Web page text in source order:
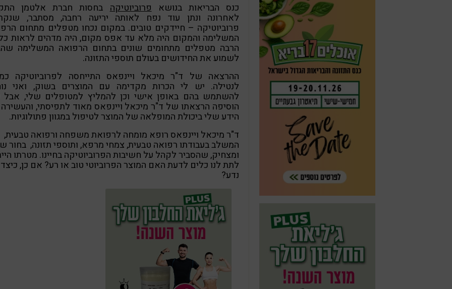
כנס הבריאות בנושאפרוביוטיקהבחסות חברת אלטמן
לאחרונה ונתן עוד נפח לאותה יריעה רחבה, מסתבר,
פרוביוטיקה – חיידקים טובים. במקום נכחו מטפלים מתחום
המשלימה והמקום היה מלא עד אפס מקום, היה מדהים לראות
הרבה מטפלים מתחומים שונים בתחום הרפואה המשלימה
לשמוע את החידושים בעולם תוספי התזונה.
ההרצאה של ד"ר מיכאל ויינפאס התייחסה לפרוביוטיקה
לנטילה. יש לי הכרות מקדימה עם המוצרים בשוק, ואני
להשתמש בהם באופן אישי וכן להמליץ למטופלים שלי, אבל
הוסיפה הרצאתו של ד"ר מיכאל ויינפאס מאוד לתפיסתי,
הידע שלי ביכולת המופלאה של המוצר לטיפול במגוון פתולוגיות.
ד"ר מיכאל ויינפאס רופא מומחה לרפואת משפחה ורפואה טבעית,
המשלב בעבודתו רפואה טבעית, צמחי מרפא, ותוספי תזונה, בחור
ומצחיק, שהסביר לקהל על חשיבות הפרוביוטיקה בחיינו. מטרתו
לתת לנו כלים לדעת האם המוצר הפרוביוטי טוב או רע? אם כן, כיצד
נדע?